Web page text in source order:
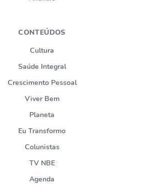
CONTEÚDOS
Cultura
Saúde Integral
Crescimento Pessoal
Viver Bem
Planeta
Eu Transformo
Colunistas
TV NBE
Agenda